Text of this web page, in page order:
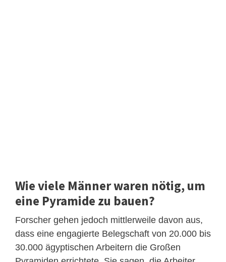
Wie viele Männer waren nötig, um
eine Pyramide zu bauen?
Forscher gehen jedoch mittlerweile davon aus,
dass eine engagierte Belegschaft von 20.000 bis
30.000 ägyptischen Arbeitern die Großen